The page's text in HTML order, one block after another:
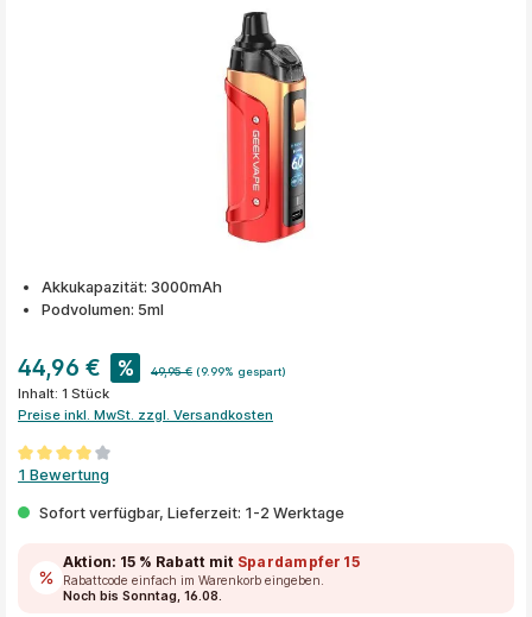
Akkukapazität: 3000mAh
Podvolumen: 5ml
44,96 € % 49,95 € (9.99% gespart)
Inhalt: 1 Stück
Preise inkl. MwSt. zzgl. Versandkosten
Durchschnittliche Bewertung von 4 von 5 Sternen
1 Bewertung
Sofort verfügbar, Lieferzeit: 1-2 Werktage
Aktion: 15 % Rabatt mit Spardampfer15
Rabattcode einfach im Warenkorb eingeben.
Noch bis Sonntag, 16.08.